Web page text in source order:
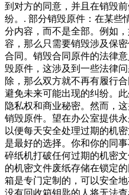
到对方的同意，并且在销毁
纷。. 部分销毁原件：在某些
分内容，而不是全部。例如
容，那么只需要销毁涉及保
合同。销毁合同原件的法律
毁原件，这涉及到一些法律
除，那么双方就不再有履行
避免未来可能出现的纠纷。
隐私权和商业秘密。然而，
销毁原件。望在办公室提供
以便每天安全处理过期的机
是最好的选择。你和你的同
碎纸机打破任何过期的机密
的机密文件废纸存储在锁定
箱是专门定制的，可以安全